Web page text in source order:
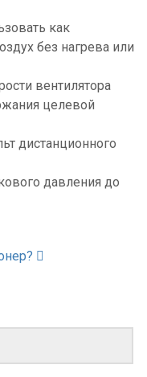
как
без нагрева или
вентилятора
целевой
дистанционного
давления до